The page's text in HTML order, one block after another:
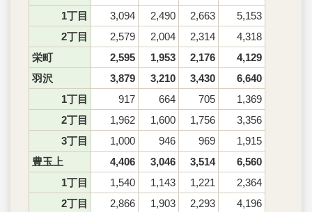
1丁目
3,094 2,490 2,663
5,153
2丁目
2,579 2,004 2,314
4,318
栄町
2,595 1,953 2,176
4,129
羽沢
3,879 3,210 3,430
6,640
1丁目
917 664 705
1,369
2丁目
1,962 1,600 1,756
3,356
3丁目
1,000 946 969
1,915
豊玉上
4,406 3,046 3,514
6,560
1丁目
1,540 1,143 1,221
2,364
2丁目
2,866 1,903 2,293
4,196